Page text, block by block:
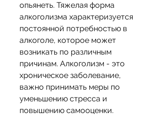
опьянеть. Тяжелая форма
алкоголизма характеризуется
постоянной потребностью в
алкоголе, которое может
возникать по различным
причинам. Алкоголизм - это
хроническое заболевание,
важно принимать меры по
уменьшению стресса и
повышению самооценки.